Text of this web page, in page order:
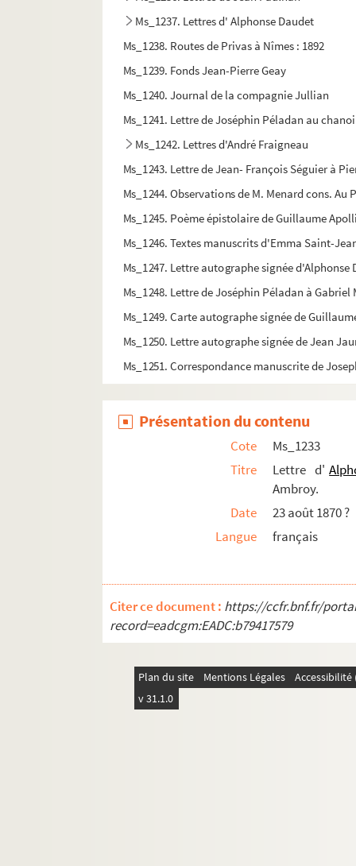
Ms_1237. Lettres d' Alphonse Daudet
Ms_1238. Routes de Privas à Nîmes : 1892
Ms_1239. Fonds Jean-Pierre Geay
Ms_1240. Journal de la compagnie Jullian
Ms_1241. Lettre de Joséphin Péladan au
Ms_1242. Lettres d'André Fraigneau
Ms_1243. Lettre de Jean- François Séguier à
Ms_1244. Observations de M. Menard cons.
Ms_1245. Poème épistolaire de Guillaume
Ms_1246. Textes manuscrits d'Emma Saint-
Ms_1247. Lettre autographe signée
Ms_1248. Lettre de Joséphin Péladan à Gabriel
Ms_1249. Carte autographe signée de
Ms_1250. Lettre autographe signée de Jean
Ms_1251. Correspondance manuscrite de
Présentation du contenu
Cote
Ms_1233
Titre
Lettre d'
Ambroy.
Date
23 août 1870 ?
Langue
français
Citer ce document : https://ccfr.bnf.fr/
record=eadcgm:EADC:b79417579
Plan du site Mentions Légales
v 31.1.0